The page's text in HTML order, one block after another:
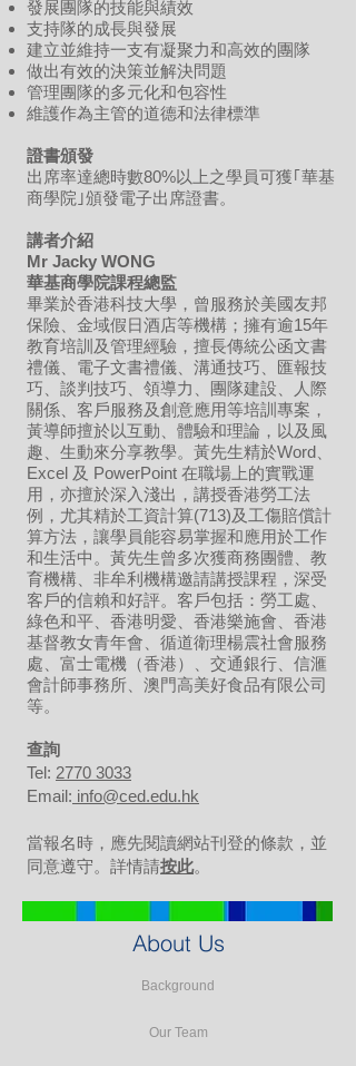
發展團隊的技能與績效
支持隊的成長與發展
建立並維持一支有凝聚力和高效的團隊
做出有效的決策並解決問題
管理團隊的多元化和包容性
維護作為主管的道德和法律標準
證書頒發
出席率達總時數80%以上之學員可獲｢華基
商學院｣頒發電子出席證書。
講者介紹
Mr Jacky WONG
華基商學院課程總監
畢業於香港科技大學，曾服務於美國友邦
保險、金域假日酒店等機構；擁有逾15年
教育培訓及管理經驗，擅長傳統公函文書
禮儀、電子文書禮儀、溝通技巧、匯報技
巧、談判技巧、領導力、團隊建設、人際
關係、客戶服務及創意應用等培訓專案，
黃導師擅於以互動、體驗和理論，以及風
趣、生動來分享教學。黃先生精於Word、
Excel 及 PowerPoint 在職場上的實戰運
用，亦擅於深入淺出，講授香港勞工法
例，尤其精於工資計算(713)及工傷賠償計
算方法，讓學員能容易掌握和應用於工作
和生活中。黃先生曾多次獲商務團體、教
育機構、非牟利機構邀請講授課程，深受
客戶的信賴和好評。客戶包括：勞工處、
綠色和平、香港明愛、香港樂施會、香港
基督教女青年會、循道衛理楊震社會服務
處、富士電機（香港）、交通銀行、信滙
會計師事務所、澳門高美好食品有限公司
等。
​查詢
Tel: 2770 3033
Email: info@ced.edu.hk
當報名時，應先閱讀網站刊登的條款，並
同意遵守。詳情請按此。
About Us
Background
Our Team